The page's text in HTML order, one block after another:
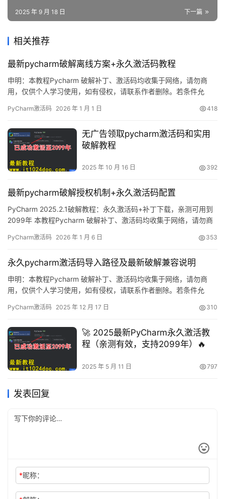
下一篇
2025 年 9 月 18 日
相关推荐
最新pycharm破解离线方案+永久激活码教程
申明：本教程Pycharm 破解补丁、激活码均收集于网络，请勿商
用，仅供个人学习使用，如有侵权，请联系作者删除。若条件允
本破解成功的截图，如下图，可以看到已经成功破解到 2099 年
最新的Pycharm。 如果觉得破解麻烦…
PyCharm激活码 2026 年 1 月 1 日 418
无广告领取pycharm激活码和实用
破解教程
2025 年 10 月 16 日 392
最新pycharm破解授权机制+永久激活码配置
PyCharm 2025.2.1破解教程：永久激活码+补丁下载，亲测可用到
2099年 本教程Pycharm 破解补丁、激活码均收集于网络，请勿商
许，希望大家购买正版 ！ 话不多说，先展示PyCharm 2025.2.1版
期到2099年，非常稳定！…
PyCharm激活码 2026 年 1 月 6 日 353
永久pycharm激活码导入路径及最新破解兼容说明
申明：本教程Pycharm 破解补丁、激活码均收集于网络，请勿商
用，仅供个人学习使用，如有侵权，请联系作者删除。若条件允
本破解成功的截图，如下图，可以看到已经成功破解到 2099 年
最新的Pycharm。 如果觉得破解麻烦…
PyCharm激活码 2025 年 12 月 17 日 310
🚀 2025最新PyCharm永久激活教
程（亲测有效，支持2099年）🔥
2025 年 5 月 11 日 797
发表回复
*昵称：